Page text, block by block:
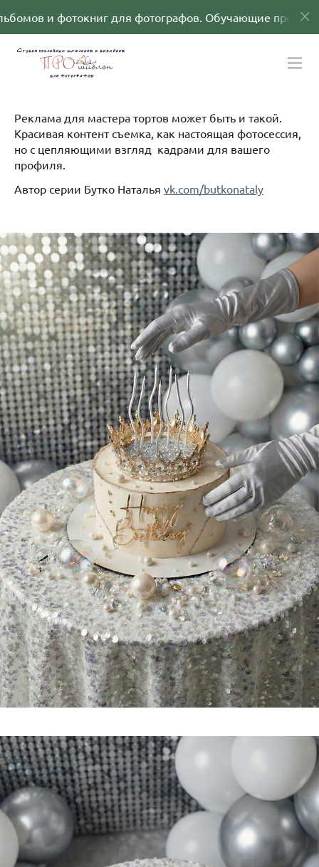
фотографов. Обучающие программы
Реклама для мастера тортов может быть и такой.
Красивая контент съемка, как настоящая фотосессия,
но с цепляющими взгляд кадрами для вашего
профиля.
Автор серии Бутко Наталья vk.com/butkonataly